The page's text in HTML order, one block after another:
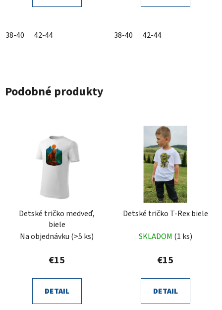
38-40 42-44 38-40 42-44
Podobné produkty
Detské tričko medveď,
biele
Na objednávku (>5 ks)
€15
DETAIL
Detské tričko T-Rex biele
SKLADOM (1 ks)
€15
DETAIL